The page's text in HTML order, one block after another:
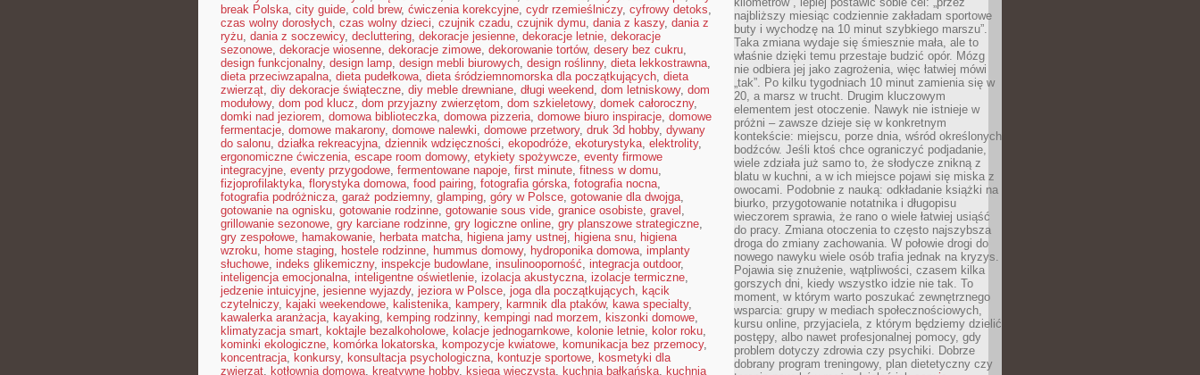
break Polska, city guide, cold brew, ćwiczenia korekcyjne, cydr rzemieślniczy, cyfrowy detoks,
czas wolny dorosłych, czas wolny dzieci, czujnik czadu, czujnik dymu, dania z kaszy, dania z
ryżu, dania z soczewicy, decluttering, dekoracje jesienne, dekoracje letnie, dekoracje
sezonowe, dekoracje wiosenne, dekoracje zimowe, dekorowanie tortów, desery bez cukru,
design funkcjonalny, design lamp, design mebli biurowych, design roślinny, dieta lekkostrawna,
dieta przeciwzapalna, dieta pudełkowa, dieta śródziemnomorska dla początkujących, dieta
zwierząt, diy dekoracje świąteczne, diy meble drewniane, długi weekend, dom letniskowy, dom
modułowy, dom pod klucz, dom przyjazny zwierzętom, dom szkieletowy, domek całoroczny,
domki nad jeziorem, domowa biblioteczka, domowa pizzeria, domowe biuro inspiracje, domowe
fermentacje, domowe makarony, domowe nalewki, domowe przetwory, druk 3d hobby, dywany
do salonu, działka rekreacyjna, dziennik wdzięczności, ekopodróże, ekoturystyka, elektrolity,
ergonomiczne ćwiczenia, escape room domowy, etykiety spożywcze, eventy firmowe
integracyjne, eventy przygodowe, fermentowane napoje, first minute, fitness w domu,
fizjoprofilaktyka, florystyka domowa, food pairing, fotografia górska, fotografia nocna,
fotografia podróżnicza, garaż podziemny, glamping, góry w Polsce, gotowanie dla dwojga,
gotowanie na ognisku, gotowanie rodzinne, gotowanie sous vide, granice osobiste, gravel ,
grillowanie sezonowe, gry karciane rodzinne, gry logiczne online, gry planszowe strategiczne,
gry zespołowe, hamakowanie, herbata matcha, higiena jamy ustnej, higiena snu, higiena
wzroku, home staging, hostele rodzinne, hummus domowy, hydroponika domowa, implanty
słuchowe, indeks glikemiczny, inspekcje budowlane, insulinooporność, integracja outdoor,
inteligencja emocjonalna, inteligentne oświetlenie, izolacja akustyczna, izolacje termiczne,
jedzenie intuicyjne, jesienne wyjazdy, jeziora w Polsce, joga dla początkujących, kącik
czytelniczy, kajaki weekendowe, kalistenika, kampery, karmnik dla ptaków, kawa specialty,
kawalerka aranżacja, kayaking, kemping rodzinny, kempingi nad morzem, kiszonki domowe,
klimatyzacja smart, koktajle bezalkoholowe, kolacje jednogarnkowe, kolonie letnie, kolor roku,
kominki ekologiczne, komórka lokatorska, kompozycje kwiatowe, komunikacja bez przemocy,
koncentracja, konkursy, konsultacja psychologiczna, kontuzje sportowe, kosmetyki dla
zwierząt, kotłownia domowa, kreatywne hobby, księga wieczysta, kuchnia bałkańska, kuchnia
najbliższy miesiąc codziennie zakładam sportowe
buty i wychodzę na 10 minut szybkiego marszu”.
Taka zmiana wydaje się śmiesznie mała, ale to
właśnie dzięki temu przestaje budzić opór. Mózg
nie odbiera jej jako zagrożenia, więc łatwiej mówi
„tak”. Po kilku tygodniach 10 minut zamienia się w
20, a marsz w trucht. Drugim kluczowym
elementem jest otoczenie. Nawyk nie istnieje w
próżni – zawsze dzieje się w konkretnym
kontekście: miejscu, porze dnia, wśród określonych
bodźców. Jeśli ktoś chce ograniczyć podjadanie,
wiele zdziała już samo to, że słodycze znikną z
blatu w kuchni, a w ich miejsce pojawi się miska z
owocami. Podobnie z nauką: odkładanie książki na
biurko, przygotowanie notatnika i długopisu
wieczorem sprawia, że rano o wiele łatwiej usiąść
do pracy. Zmiana otoczenia to często najszybsza
droga do zmiany zachowania. W połowie drogi do
nowego nawyku wiele osób trafia jednak na kryzys.
Pojawia się znużenie, wątpliwości, czasem kilka
gorszych dni, kiedy wszystko idzie nie tak. To
moment, w którym warto poszukać zewnętrznego
wsparcia: grupy w mediach społecznościowych,
kursu online, przyjaciela, z którym będziemy dzielić
postępy, albo nawet profesjonalnej pomocy, gdy
problem dotyczy zdrowia czy psychiki. Dobrze
dobrany program treningowy, plan dietetyczny czy